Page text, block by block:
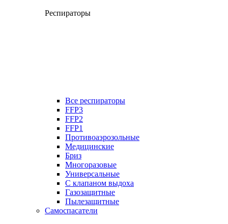
Респираторы
Все респираторы
FFP3
FFP2
FFP1
Противоаэрозольные
Медицинские
Бриз
Многоразовые
Универсальные
С клапаном выдоха
Газозащитные
Пылезащитные
Самоспасатели